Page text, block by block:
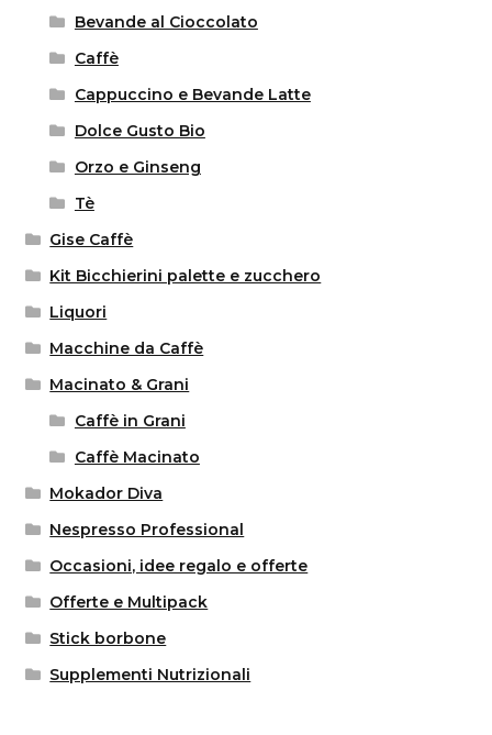
Bevande al Cioccolato
Caffè
Cappuccino e Bevande Latte
Dolce Gusto Bio
Orzo e Ginseng
Tè
Gise Caffè
Kit Bicchierini palette e zucchero
Liquori
Macchine da Caffè
Macinato & Grani
Caffè in Grani
Caffè Macinato
Mokador Diva
Nespresso Professional
Occasioni, idee regalo e offerte
Offerte e Multipack
Stick borbone
Supplementi Nutrizionali